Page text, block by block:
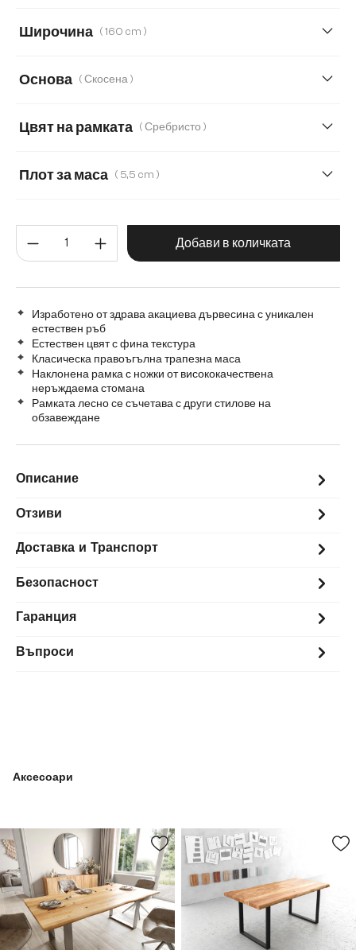
Широчина ( 160 cm )
240 cm
Основа ( Скосена )
Цвят на рамката ( Сребристо )
Transparent
Плот за маса ( 5,5 cm )
Количество на продукта:
Добави в количката
Изработено от здрава акациева дървесина с уникален
естествен ръб
Естествен цвят с фина текстура
Класическа правоъгълна трапезна маса
Наклонена рамка с ножки от висококачествена
неръждаема стомана
Рамката лесно се съчетава с други стилове на
обзавеждане
Описание
Отзиви
Доставка и Транспорт
Безопасност
Гаранция
Въпроси
Аксесоари